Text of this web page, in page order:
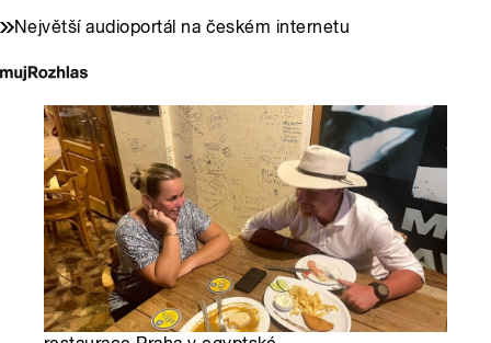
Největší audioportál na českém internetu